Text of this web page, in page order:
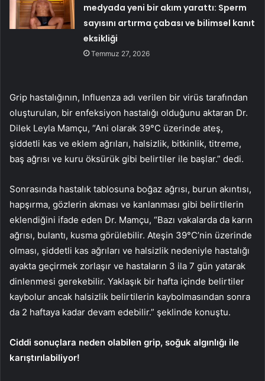
medyada yeni bir akım yarattı: Sperm
sayısını artırma çabası ve bilimsel kanıt
eksikliği
Temmuz 27, 2026
Grip hastalığının, Influenza adı verilen bir virüs tarafından
oluşturulan, bir enfeksiyon hastalığı olduğunu aktaran Dr.
Dilek Leyla Mamçu, “Ani olarak 39°C üzerinde ateş,
şiddetli kas ve eklem ağrıları, halsizlik, bitkinlik, titreme,
baş ağrısı ve kuru öksürük gibi belirtiler ile başlar.” dedi.
Sonrasında hastalık tablosuna boğaz ağrısı, burun akıntısı,
hapşırma, gözlerin akması ve kanlanması gibi belirtilerin
eklendiğini ifade eden Dr. Mamçu, “Bazı vakalarda da karın
ağrısı, bulantı, kusma görülebilir. Ateşin 39°C’nin üzerinde
olması, şiddetli kas ağrıları ve halsizlik nedeniyle hastalığı
ayakta geçirmek zorlaşır ve hastaların 3 ila 7 gün yatarak
dinlenmesi gerekebilir. Yaklaşık bir hafta içinde belirtiler
kaybolur ancak halsizlik belirtilerin kaybolmasından sonra
da 2 haftaya kadar devam edebilir.” şeklinde konuştu.
Ciddi sonuçlara neden olabilen grip, soğuk algınlığı ile
karıştırılabiliyor!